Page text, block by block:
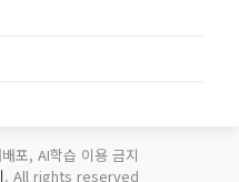
포, AI학습 이용 금지
. All rights reserved